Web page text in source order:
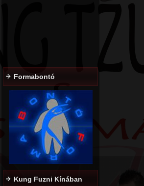
Formabontó
Kung Fuzni Kínában